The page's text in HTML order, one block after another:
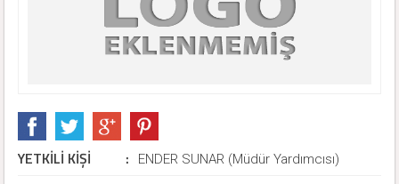
YETKİLİ KİŞİ : ENDER SUNAR (Müdür Yardımcısı)